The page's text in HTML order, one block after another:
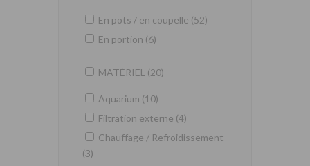
En pots / en coupelle (52)
En portion (6)
MATÉRIEL (20)
Aquarium (10)
Filtration externe (4)
Chauffage / Refroidissement
(3)